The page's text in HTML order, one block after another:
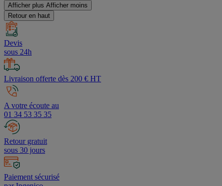
Afficher plus Afficher moins
Retour en haut
Devis
sous 24h
Livraison offerte dès 200 € HT
A votre écoute au
01 34 53 35 35
Retour gratuit
sous 30 jours
Paiement sécurisé